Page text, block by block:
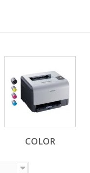
COLOR